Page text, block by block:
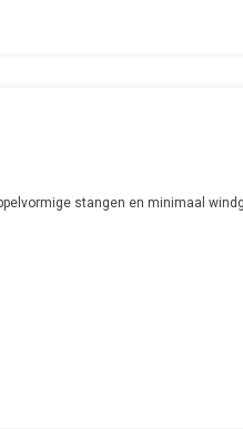
stangen en minimaal